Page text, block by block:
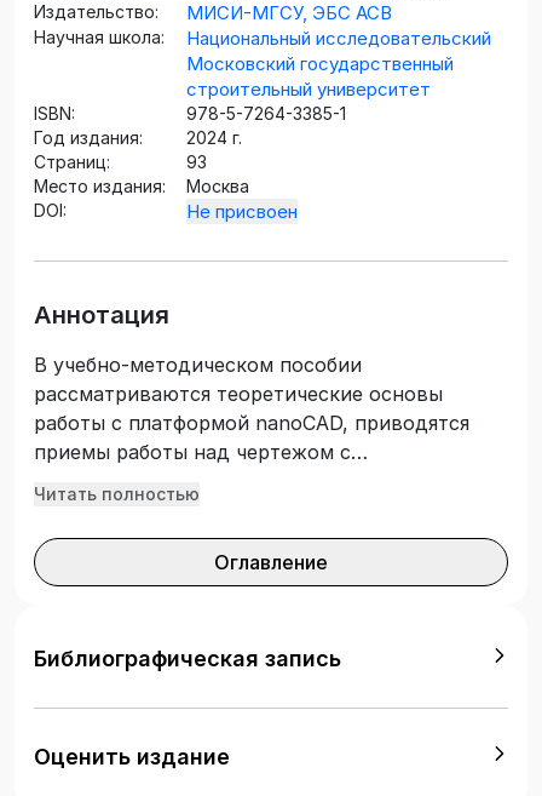
Издательство:
МИСИ-МГСУ, ЭБС АСВ
Научная школа:
Национальный исследовательский
Московский государственный
строительный университет
ISBN:
978-5-7264-3385-1
Год издания:
2024 г.
Страниц:
93
Место издания:
Москва
DOI:
Не присвоен
Аннотация
В учебно-методическом пособии
рассматриваются теоретические основы
работы с платформой nanoCAD, приводятся
приемы работы над чертежом с
использованием базовых функциональных
специализированных блоков СПДС и
Механика, функционал которых позволяет
пособие может быть использовано на занятиях
самостоятельной подготовке обучающихся к
текущему контролю и промежуточной
аттестации по дисциплине «Инженерная и
Читать полностью
Оглавление
Библиографическая запись
Оценить издание